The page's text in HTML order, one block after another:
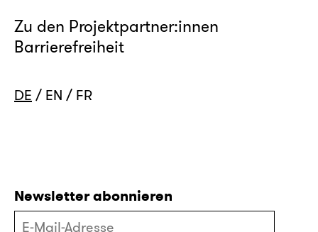
Zu den Projektpartner:innen
Barrierefreiheit
DE EN FR
Newsletter abonnieren